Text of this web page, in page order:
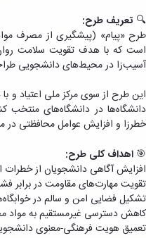
خداقوت
طرح
انطباق
شغلی
نشاط
اجتماعی
4
کشوری
مشاوران
مرکز
مرکز
آئین‌نامه‌ها
🔍 تعریف طرح:
طرح «پیام» (پیشگیری از مصرف
است که با هدف تقویت سلامت
آسیب‌زا در محیط‌های دانشجویی
این طرح از سوی مرکز ملی اعتیاد و
دانشگاه‌ها در دانشگاه‌های
خطرزا و افزایش عوامل محافظتی در
🎯 اهداف کلی طرح:
افزایش آگاهی دانشجویان از
تقویت مهارت‌های مقاومت در برابر
تشکیل فضایی امن و سالم در
کاهش دسترسی غیرمستقیم به مواد
تعمیق هویت فرهنگی-معنوی